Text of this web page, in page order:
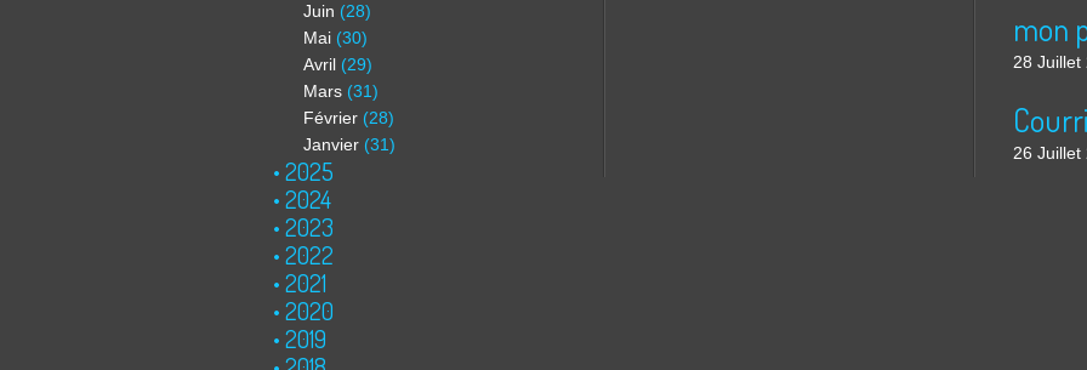
Juin (28)
Mai (30)
Avril (29)
Mars (31)
Février (28)
Janvier (31)
2025
2024
2023
2022
2021
2020
2019
mon
28 Juillet
26 Juillet